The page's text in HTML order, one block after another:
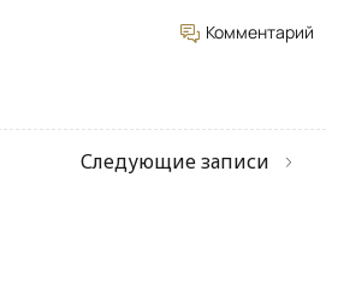
Комментарий
Следующие записи